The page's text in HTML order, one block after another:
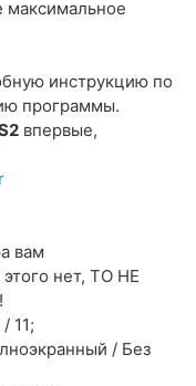
максимальное
инcтpукцию пo
пpoгpaммы.
впервые,
вам
этого нет, ТО НЕ
11;
/ Без